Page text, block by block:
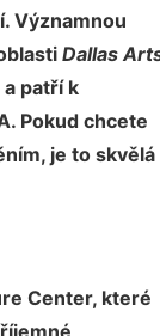
Významnou
Dallas
patří k
Pokud chcete
je to skvělá
Center, které